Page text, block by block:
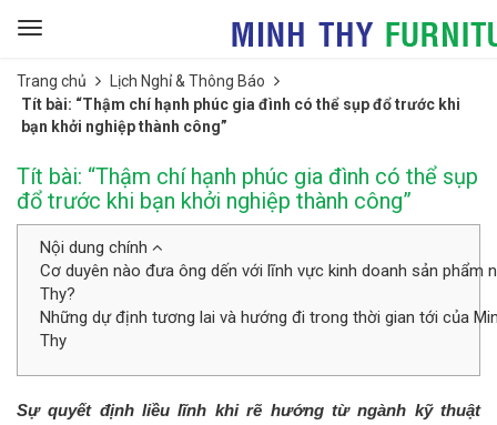
Toggle
Trang chủ
Lịch Nghỉ & Thông Báo
Tít bài: “Thậm chí hạnh phúc gia đình có thể sụp đổ trước khi
bạn khởi nghiệp thành công”
Tít bài: “Thậm chí hạnh phúc gia đình có thể sụp
đổ trước khi bạn khởi nghiệp thành công”
Nội dung chính
Cơ duyên nào đưa ông dến với lĩnh vực kinh doanh sản phẩm
Thy?
Những dự định tương lai và hướng đi trong thời gian tới của
Thy
Sự quyết định liều lĩnh khi rẽ hướng từ ngành kỹ thuật